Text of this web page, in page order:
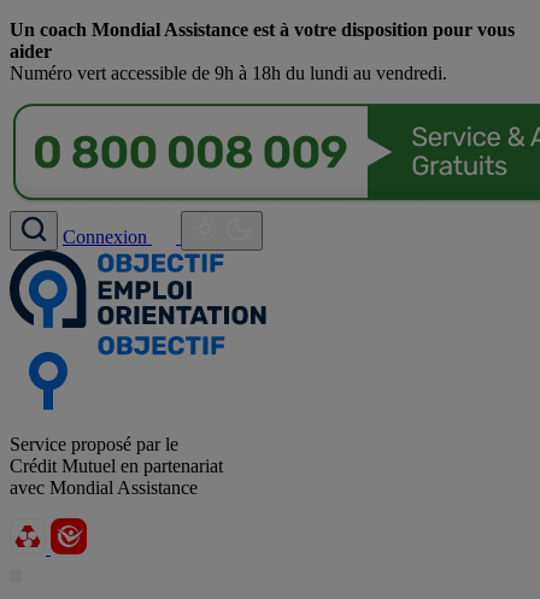
Un coach Mondial Assistance est à votre disposition pour vous
aider
Numéro vert accessible de 9h à 18h du lundi au vendredi.
Connexion
Service proposé par le
Crédit Mutuel en partenariat
avec Mondial Assistance